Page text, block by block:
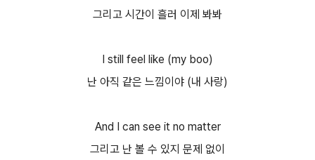
그리고 시간이 흘러 이제 봐봐
I still feel like (my boo)
난 아직 같은 느낌이야 (내 사랑)
And I can see it no matter
그리고 난 볼 수 있지 문제 없이